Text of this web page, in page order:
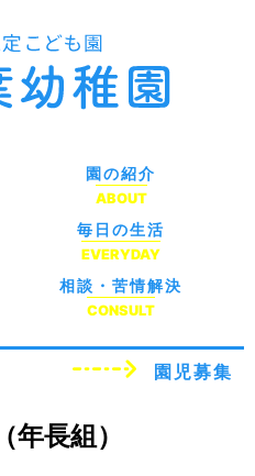
園の紹介
ABOUT
毎日の生活
EVERYDAY
相談・苦情解決
CONSULT
園児募集
長組）